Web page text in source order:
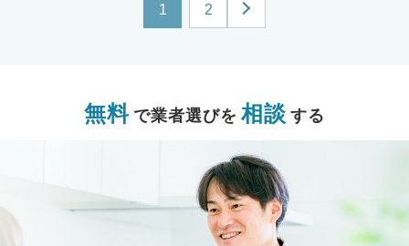
1 2
無料 で業者選びを 相談 する